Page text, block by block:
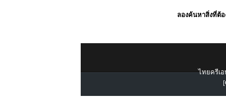
ลองค้นหาสิ่งที่ต้อ
ไทยครีเอ
[